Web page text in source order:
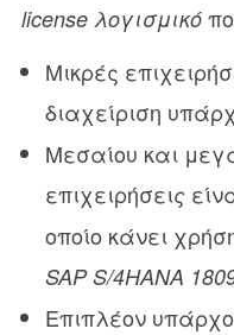
license λογισμικό
Μικρές
διαχείριση
Μεσαίου και
επιχειρήσεις
οποίο κάνει
SAP S/4HANA
Επιπλέον